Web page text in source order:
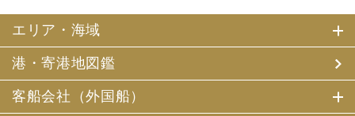
います。）は、お客様がご旅行の申込みの際にお申出いた
だいた個人情報についてお客様との連絡のために利用させ
ていただくほか、お客様がお申込みいただいた旅行におい
て運送・宿泊機関等（主要な運送・宿泊機関等について契
約書面に記載されています）の提供する旅行サービスの手
配及びそれらのサービスの受領のための手続、また旅行代
エリア・海域
港・寄港地図鑑
客船会社（外国船）